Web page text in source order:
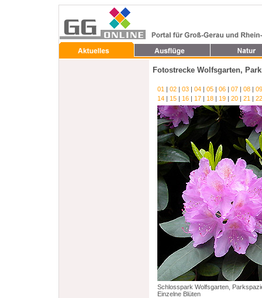
Fotostrecke Wolfsgarten,
01 | 02 | 03 | 04 | 05 | 06 | 07 | 08 | 09
14 | 15 | 16 | 17 | 18 | 19 | 20 | 21 | 22
Schlosspark Wolfsgarten,
Einzelne Blüten